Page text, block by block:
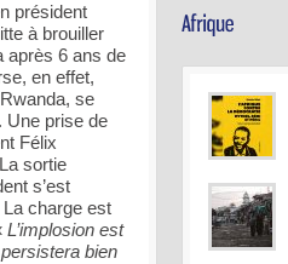
président
à brouiller
après 6 ans de
en effet,
se
Une prise de
Félix
sortie
s’est
La charge est
L’implosion est
bien